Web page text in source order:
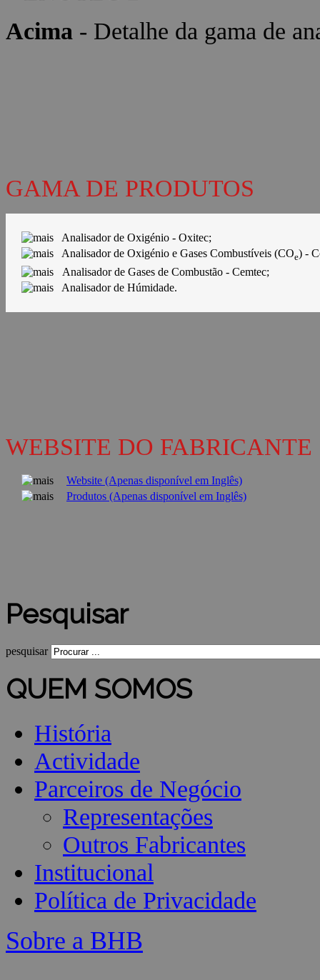
Acima - Detalhe da gama de
GAMA DE PRODUTOS
Analisador de Oxigénio - Oxitec;
Analisador de Oxigénio e Gases Combustíveis (COe) -
Analisador de Gases de Combustão - Cemtec;
Analisador de Húmidade.
WEBSITE DO FABRICANTE
Website (Apenas disponível em Inglês)
Produtos (Apenas disponível em Inglês)
Pesquisar
pesquisar
QUEM SOMOS
História
Actividade
Parceiros de Negócio
Representações
Outros Fabricantes
Institucional
Política de Privacidade
Sobre a BHB